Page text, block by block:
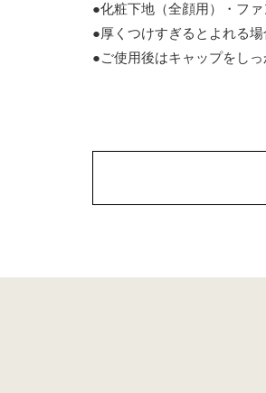
●化粧下地（全顔用）・フ
●厚くつけすぎるとよれる場
●ご使用後はキャップをしっ